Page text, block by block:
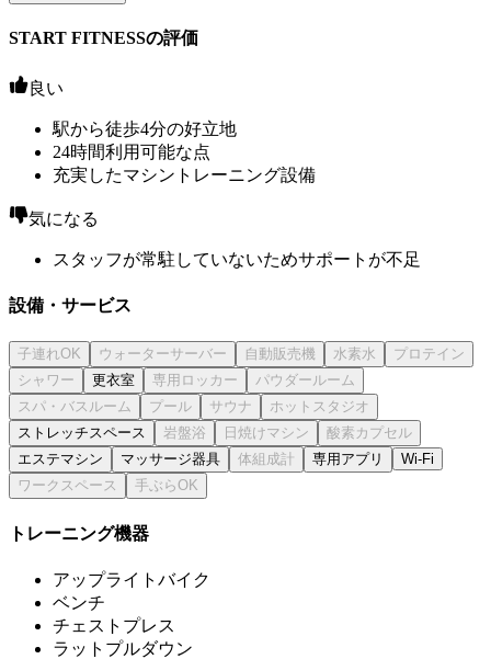
START FITNESSの評価
良い
駅から徒歩4分の好立地
24時間利用可能な点
充実したマシントレーニング設備
気になる
スタッフが常駐していないためサポートが不足
設備・サービス
更衣室
ストレッチスペース
エステマシン
マッサージ器具 専用アプリ Wi-Fi
トレーニング機器
アップライトバイク
ベンチ
チェストプレス
ラットプルダウン